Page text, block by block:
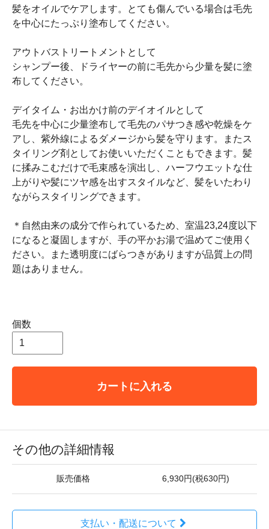
髪をオイルでケアします。とても傷んでいる場合は毛先
を中心にたっぷり塗布してください。
アウトバストリートメントとして
シャンプー後、ドライヤーの前に毛先から少量を髪に塗
布してください。
デイタイム・お出かけ前のデイオイルとして
毛先を中心に少量塗布して毛先のパサつき感や乾燥をケ
アし、紫外線によるダメージから髪を守ります。またス
タイリング剤としてお使いいただくこともできます。髪
に揉みこむだけで毛束感を演出し、ハーフウエットな仕
上がりや髪にツヤ感を出すスタイルなど、髪をいたわり
ながらスタイリングできます。
＊自然由来の成分で作られているため、室温23,24度以下
になると凝固しますが、手の平かお湯で温めてご使用く
ださい。また透明度にばらつきがありますが品質上の問
題はありません。
個数
カートに入れる
その他の詳細情報
販売価格 6,930円(税630円)
支払い・配送について